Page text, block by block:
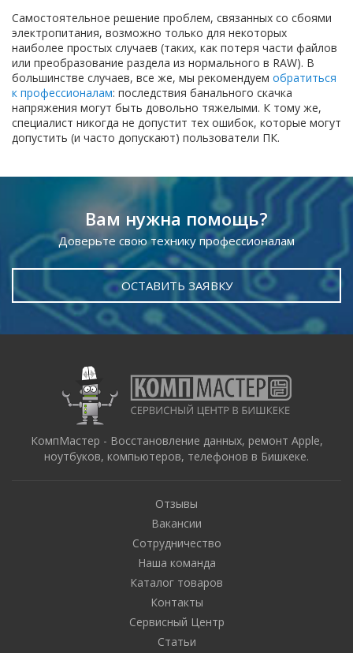
Самостоятельное решение проблем, связанных со сбоями
электропитания, возможно только для некоторых
наиболее простых случаев (таких, как потеря части файлов
или преобразование раздела из нормального в RAW). В
большинстве случаев, все же, мы рекомендуем обратиться
к профессионалам: последствия банального скачка
напряжения могут быть довольно тяжелыми. К тому же,
специалист никогда не допустит тех ошибок, которые могут
допустить (и часто допускают) пользователи ПК.
Вам нужна помощь?
Доверьте свою технику профессионалам
ОСТАВИТЬ ЗАЯВКУ
КомпМастер - Восстановление данных, ремонт Apple,
ноутбуков, компьютеров, телефонов в Бишкеке.
Отзывы
Вакансии
Сотрудничество
Наша команда
Каталог товаров
Контакты
Сервисный Центр
Статьи